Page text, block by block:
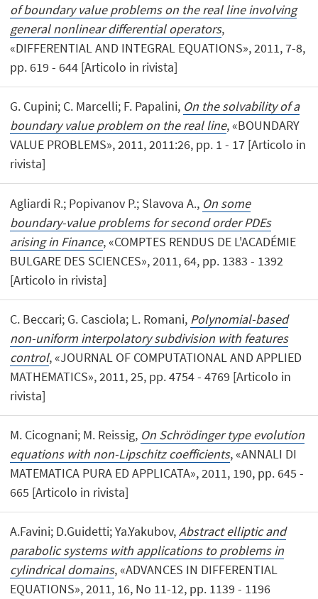
of boundary value problems on the real line involving
general nonlinear differential operators,
«DIFFERENTIAL AND INTEGRAL EQUATIONS», 2011, 7-8,
pp. 619 - 644 [Articolo in rivista]
G. Cupini; C. Marcelli; F. Papalini, On the solvability of a
boundary value problem on the real line, «BOUNDARY
VALUE PROBLEMS», 2011, 2011:26, pp. 1 - 17 [Articolo in
rivista]
Agliardi R.; Popivanov P.; Slavova A., On some
boundary-value problems for second order PDEs
arising in Finance, «COMPTES RENDUS DE L'ACADÉMIE
BULGARE DES SCIENCES», 2011, 64, pp. 1383 - 1392
[Articolo in rivista]
C. Beccari; G. Casciola; L. Romani, Polynomial-based
non-uniform interpolatory subdivision with features
control, «JOURNAL OF COMPUTATIONAL AND APPLIED
MATHEMATICS», 2011, 25, pp. 4754 - 4769 [Articolo in
rivista]
M. Cicognani; M. Reissig, On Schrödinger type evolution
equations with non-Lipschitz coefficients, «ANNALI DI
MATEMATICA PURA ED APPLICATA», 2011, 190, pp. 645 -
665 [Articolo in rivista]
A.Favini; D.Guidetti; Ya.Yakubov,Abstract elliptic and
parabolic systems with applications to problems in
cylindrical domains, «ADVANCES IN DIFFERENTIAL
EQUATIONS», 2011, 16, No 11-12, pp. 1139 - 1196